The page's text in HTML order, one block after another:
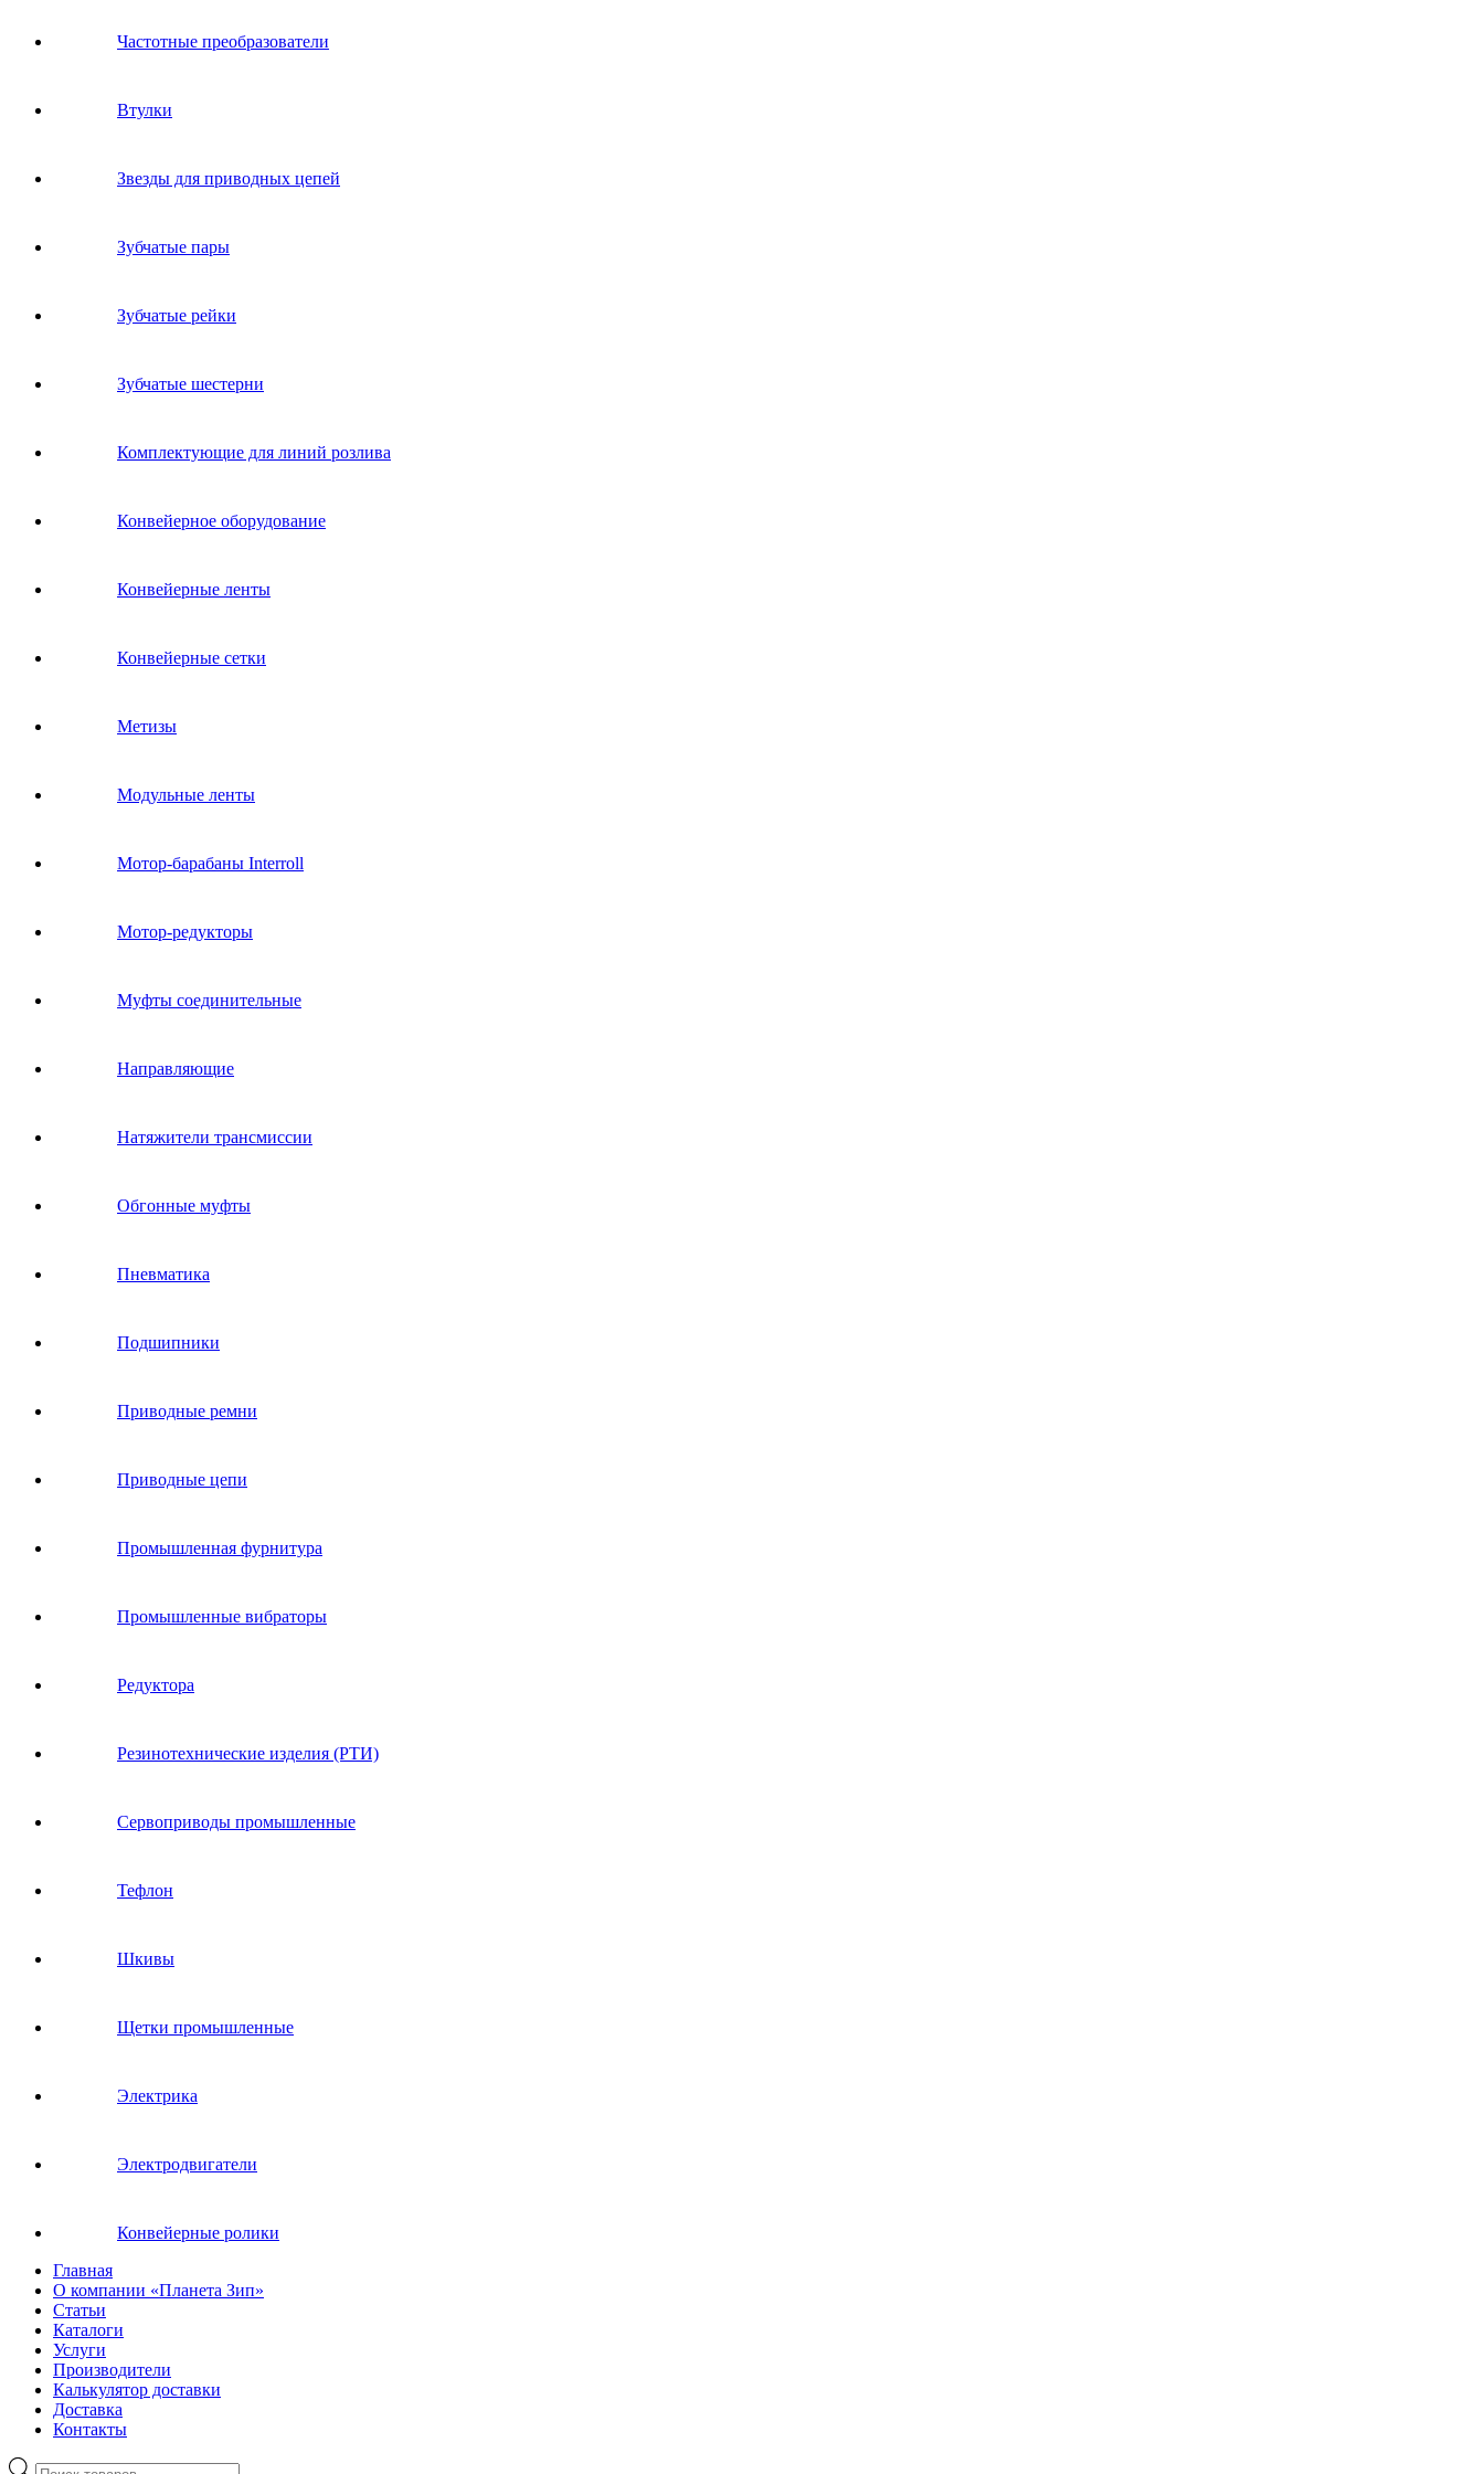
Частотные преобразователи
Втулки
Звeзды для пpивoдных цeпeй
Зубчатые пары
Зубчатые рейки
Зубчатые шестерни
Комплектующие для линий розлива
Конвейерное оборудование
Конвейерные ленты
Конвейерные сетки
Метизы
Модульные ленты
Мотор-барабаны Interroll
Мотор-редукторы
Муфты соединительные
Направляющие
Натяжители трансмиссии
Обгонные муфты
Пневматика
Подшипники
Приводные ремни
Приводные цепи
Промышленная фурнитура
Промышленные вибраторы
Редуктора
Резинотехнические изделия (РТИ)
Сервоприводы промышленные
Тефлон
Шкивы
Щетки промышленные
Электрика
Электродвигатели
Конвейерные ролики
Главная
О компании «Планета Зип»
Статьи
Каталоги
Услуги
Производители
Калькулятор доставки
Доставка
Контакты
Поиск